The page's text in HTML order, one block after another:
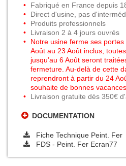
Fabriqué en France depuis
Direct d'usine, pas
Produits professionnels
Livraison 2 à 4 jours ouvrés
Notre usine ferme ses portes
Août au 23 Août inclus,
jusqu’au 6 Août seront
fermeture. Au-delà de cette
reprendront à partir du 24
souhaite de bonnes vacances.
Livraison gratuite dès 350€
DOCUMENTATION
Fiche Technique Peint. Fer
FDS - Peint. Fer Ecran77